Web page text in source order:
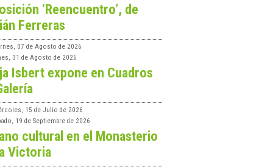
‘Reencuentro’, de
Ferreras
07 de Agosto de 2026
31 de Agosto de 2026
Isbert expone en Cuadros
15 de Julio de 2026
19 de Septiembre de 2026
cultural en el Monasterio
Victoria